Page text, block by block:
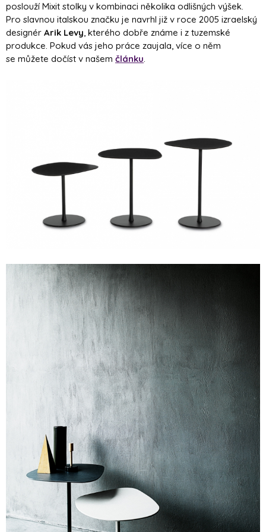
poslouží Mixit stolky v kombinaci několika odlišných výšek.
Pro slavnou italskou značku je navrhl již v roce 2005 izraelský
designér Arik Levy, kterého dobře známe i z tuzemské
produkce. Pokud vás jeho práce zaujala, více o něm
se můžete dočíst v našem článku.